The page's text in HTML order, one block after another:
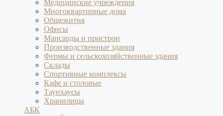
Медицинские учреждения
Многоквартирные дома
Общежития
Офисы
Мансарды и пристрои
Производственные здания
Фермы и сельскохозяйственные здания
Склады
Спортивные комплексы
Кафе и столовые
Таунхаусы
Хранилища
АБК